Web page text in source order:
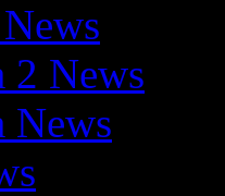
2 News
News